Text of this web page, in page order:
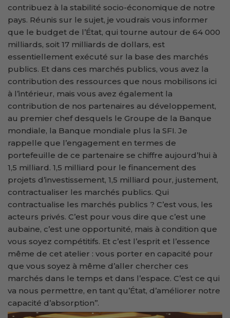
contribuez à la stabilité socio-économique de notre
pays. Réunis sur le sujet, je voudrais vous informer
que le budget de l’État, qui tourne autour de 64 000
milliards, soit 17 milliards de dollars, est
essentiellement exécuté sur la base des marchés
publics. Et dans ces marchés publics, vous avez la
contribution des ressources que nous mobilisons ici
à l’intérieur, mais vous avez également la
contribution de nos partenaires au développement,
au premier chef desquels le Groupe de la Banque
mondiale, la Banque mondiale plus la SFI. Je
rappelle que l’engagement en termes de
portefeuille de ce partenaire se chiffre aujourd’hui à
1,5 milliard. 1,5 milliard pour le financement des
projets d’investissement, 1,5 milliard pour, justement,
contractualiser les marchés publics. Qui
contractualise les marchés publics ? C’est vous, les
acteurs privés. C’est pour vous dire que c’est une
aubaine, c’est une opportunité, mais à condition que
vous soyez compétitifs. Et c’est l’esprit et l’essence
même de cet atelier : vous porter en capacité pour
que vous soyez à même d’aller chercher ces
marchés dans le temps et dans l’espace. C’est ce qui
va nous permettre, en tant qu’État, d’améliorer notre
capacité d’absorption’’.